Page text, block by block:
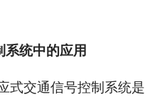
统中的应用
交通信号控制系统是